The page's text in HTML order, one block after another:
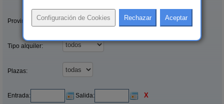
Provincias/Islas:
Tipo alquiler:
Plazas:
Entrada: Salida: X